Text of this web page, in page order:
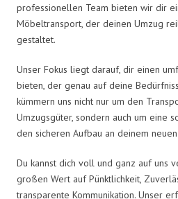
professionellen Team bieten wir dir
Möbeltransport, der deinen Umzug
gestaltet.
Unser Fokus liegt darauf, dir einen
bieten, der genau auf deine
kümmern uns nicht nur um den
Umzugsgüter, sondern auch um eine
den sicheren Aufbau an deinem
Du kannst dich voll und ganz auf uns
großen Wert auf Pünktlichkeit,
transparente Kommunikation. Unser